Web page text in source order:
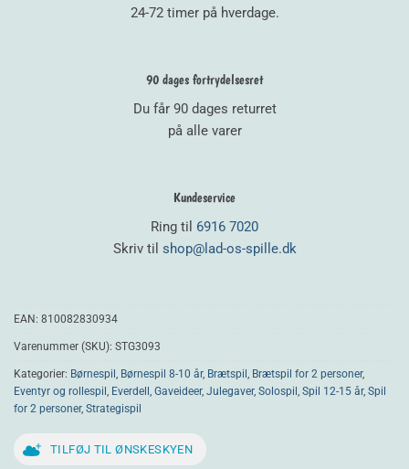
24-72 timer på hverdage.
90 dages fortrydelsesret
Du får 90 dages returret
på alle varer
Kundeservice
Ring til 6916 7020
Skriv til shop@lad-os-spille.dk
EAN: 810082830934
Varenummer (SKU): STG3093
Kategorier: Børnespil Børnespil 8-10 år, Brætspil Brætspil for 2 personer,
Eventyr og rollespil Everdell Gaveideer, Julegaver, Solospil Spil 12-15 år, Spil
for 2 personer, Strategispil
TILFØJ TIL ØNSKESKYEN